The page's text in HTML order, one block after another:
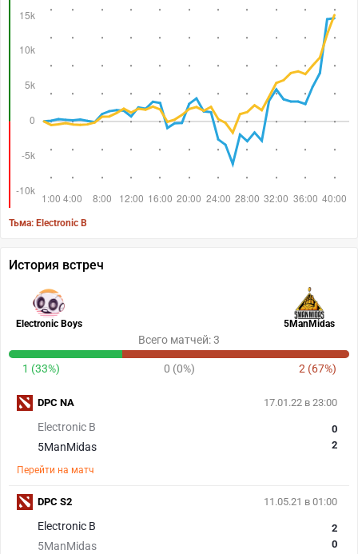
Тьма: Electronic B
История встреч
Electronic Boys 5ManMidas
Всего матчей: 3
1 (33%) 0 (0%) 2 (67%)
17.01.22 в 23:00
Electronic B
5ManMidas
0
2
Перейти на матч
DPC NA
11.05.21 в 01:00
Electronic B
5ManMidas
2
0
DPC S2